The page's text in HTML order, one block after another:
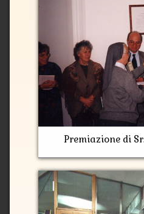
Premiazione di